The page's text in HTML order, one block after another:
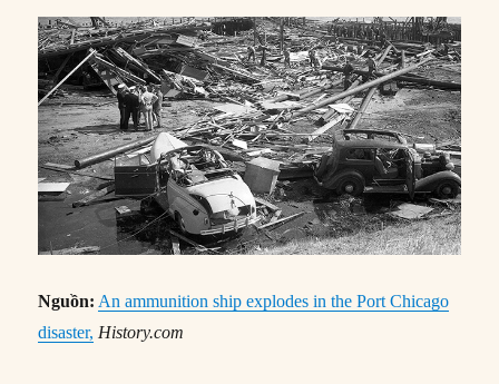
Nguồn: An ammunition ship explodes in the Port Chicago
disaster, History.com